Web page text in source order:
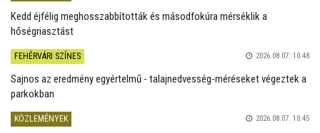
Kedd éjfélig meghosszabbították és másodfokúra mérséklik a
hőségriasztást
FEHÉRVÁRI SZÍNES 2026.08.07. 10:48
Sajnos az eredmény egyértelmű - talajnedvesség-méréseket végeztek a
parkokban
KÖZLEMÉNYEK 2026.08.07. 10:45